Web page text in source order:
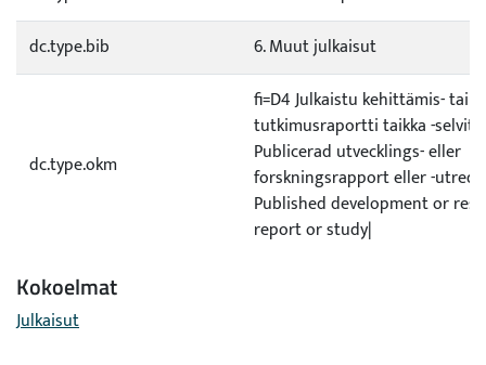
dc.type.bib
6. Muut julkaisut
dc.type.okm
fi=D4 Julkaistu kehittämis- tai
tutkimusraportti taikka -
Publicerad utvecklings- eller
forskningsrapport eller -
Published development or
report or study|
Kokoelmat
Julkaisut